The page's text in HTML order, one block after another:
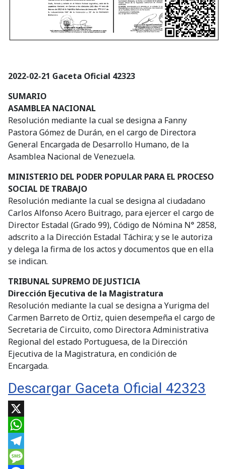
2022-02-21 Gaceta Oficial 42323
SUMARIO
ASAMBLEA NACIONAL
Resolución mediante la cual se designa a Fanny
Pastora Gómez de Durán, en el cargo de Directora
General Encargada de Desarrollo Humano, de la
Asamblea Nacional de Venezuela.
MINISTERIO DEL PODER POPULAR PARA EL PROCESO
SOCIAL DE TRABAJO
Resolución mediante la cual se designa al ciudadano
Carlos Alfonso Acero Buitrago, para ejercer el cargo de
Director Estadal (Grado 99), Código de Nómina N° 2858,
adscrito a la Dirección Estadal Táchira; y se le autoriza
y delega la firma de los actos y documentos que en ella
se indican.
TRIBUNAL SUPREMO DE JUSTICIA
Dirección Ejecutiva de la Magistratura
Resolución mediante la cual se designa a Yurigma del
Carmen Barreto de Ortiz, quien desempeña el cargo de
Secretaria de Circuito, como Directora Administrativa
Regional del estado Portuguesa, de la Dirección
Ejecutiva de la Magistratura, en condición de
Encargada.
Descargar Gaceta Oficial 42323
X
WhatsApp
Telegram